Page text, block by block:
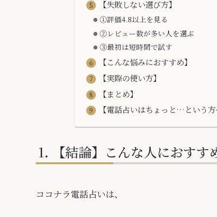
【失敗しない選び方】
①評価4.8以上を見る
②レビュー数が多い人を選ぶ
③最初は短時間で試す
【こんな悩みにおすすめ】
【実際の使い方】
【まとめ】
【電話占いはちょっと…という
【結論】こんな人におすす
ココナラ電話占いは、